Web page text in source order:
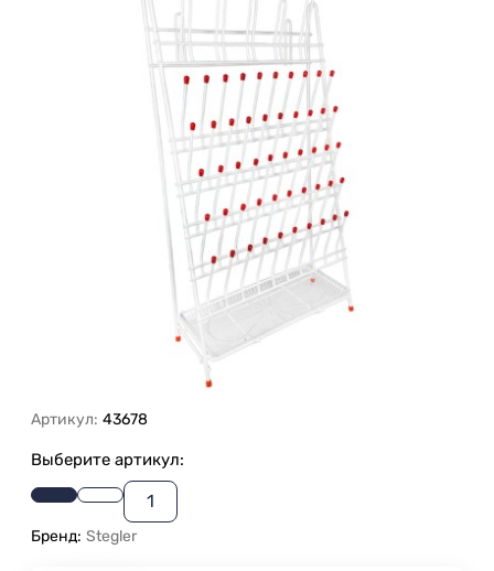
Артикул: 43678
Выберите артикул:
1
Бренд: Stegler